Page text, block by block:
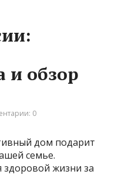
и обзор
0
дом подарит
семье.
жизни за